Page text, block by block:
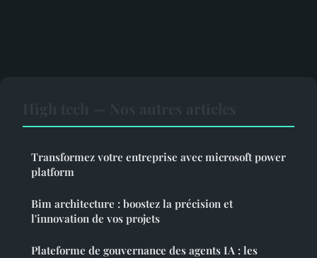
Transformez votre entreprise avec microsoft power
platform
Bim architecture : boostez la précision et
l'innovation de vos projets
Plateforme de gouvernance des agents IA : les